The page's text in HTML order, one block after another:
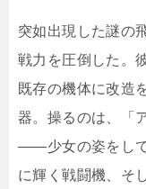
突如出現した謎の
戦力を圧倒した。
既存の機体に改造
器。操るのは、「
――少女の姿をし
に輝く戦闘機、そ